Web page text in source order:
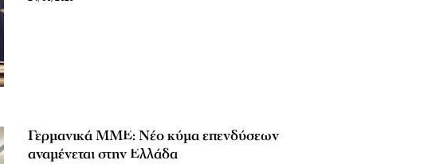
Γερμανικά ΜΜΕ: Νέο κύμα επενδύσεων
αναμένεται στην Ελλάδα